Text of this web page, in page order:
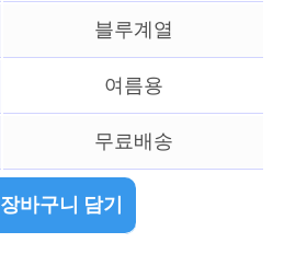
블루계열
여름용
무료배송
장바구니 담기